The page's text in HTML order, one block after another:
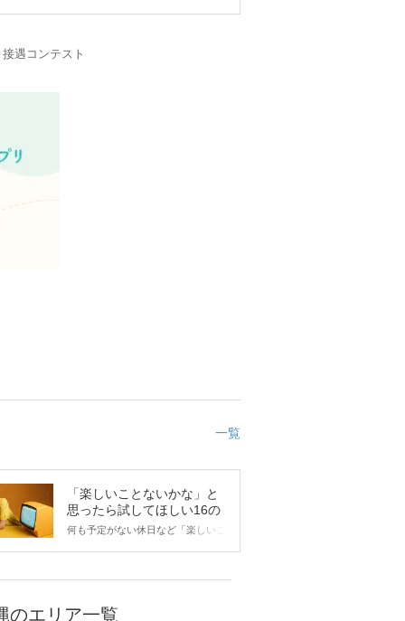
遇コンテスト
一覧
「楽しいことないかな」と
思ったら試してほしい16の
こと
何も予定がない休日など「楽しいこ
になれる対処法から、恋愛・自分磨
のエリア一覧